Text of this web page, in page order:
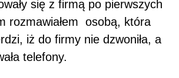
się z firmą po pierwszych
rozmawiałem osobą, która
iż do firmy nie dzwoniła, a
telefony.